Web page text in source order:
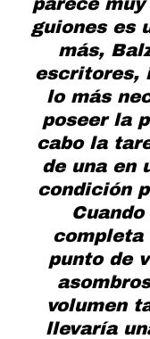
guiones es
más,
escritores,
lo más
poseer la
cabo la
de una en
condición
completa
punto de
volumen
llevaría